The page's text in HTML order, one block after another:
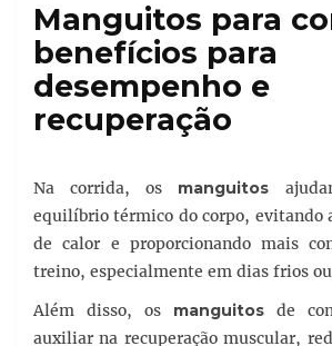
Manguitos para
benefícios para
desempenho e
recuperação
Na corrida, os manguitos
equilíbrio térmico do corpo, evitando
de calor e proporcionando mais
treino, especialmente em dias frios
Além disso, os manguitos de
auxiliar na recuperação muscular,